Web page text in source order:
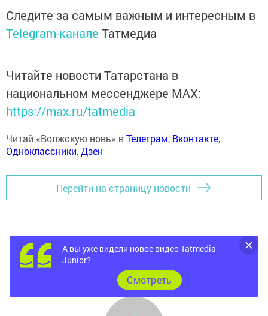
Следите за самым важным и интересным в
Telegram-канале Татмедиа
Читайте новости Татарстана в
национальном мессенджере MАХ:
https://max.ru/tatmedia
Читай «Волжскую новь» вТелеграм, Вконтакте,
Одноклассники,Дзен
Перейти на страницу новости
А вы уже видели новое видео Tatmedia
Junior?
Cмотреть